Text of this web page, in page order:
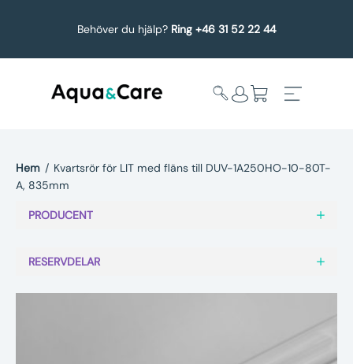
Behöver du hjälp? Ring +46 31 52 22 44
Hem / Kvartsrör för LIT med fläns till DUV-1A250HO-10-80T-
A, 835mm
PRODUCENT
RESERVDELAR